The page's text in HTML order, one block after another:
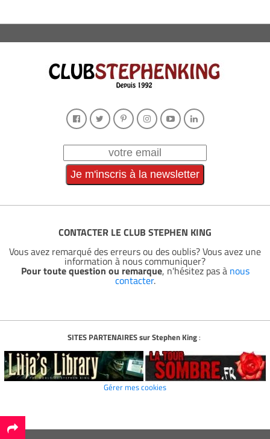
CONTACTER LE CLUB STEPHEN KING
Vous avez remarqué des erreurs ou des oublis? Vous avez une
information à nous communiquer?
Pour toute question ou remarque, n'hésitez pas à nous
contacter.
SITES PARTENAIRES sur Stephen King:
Gérer mes cookies